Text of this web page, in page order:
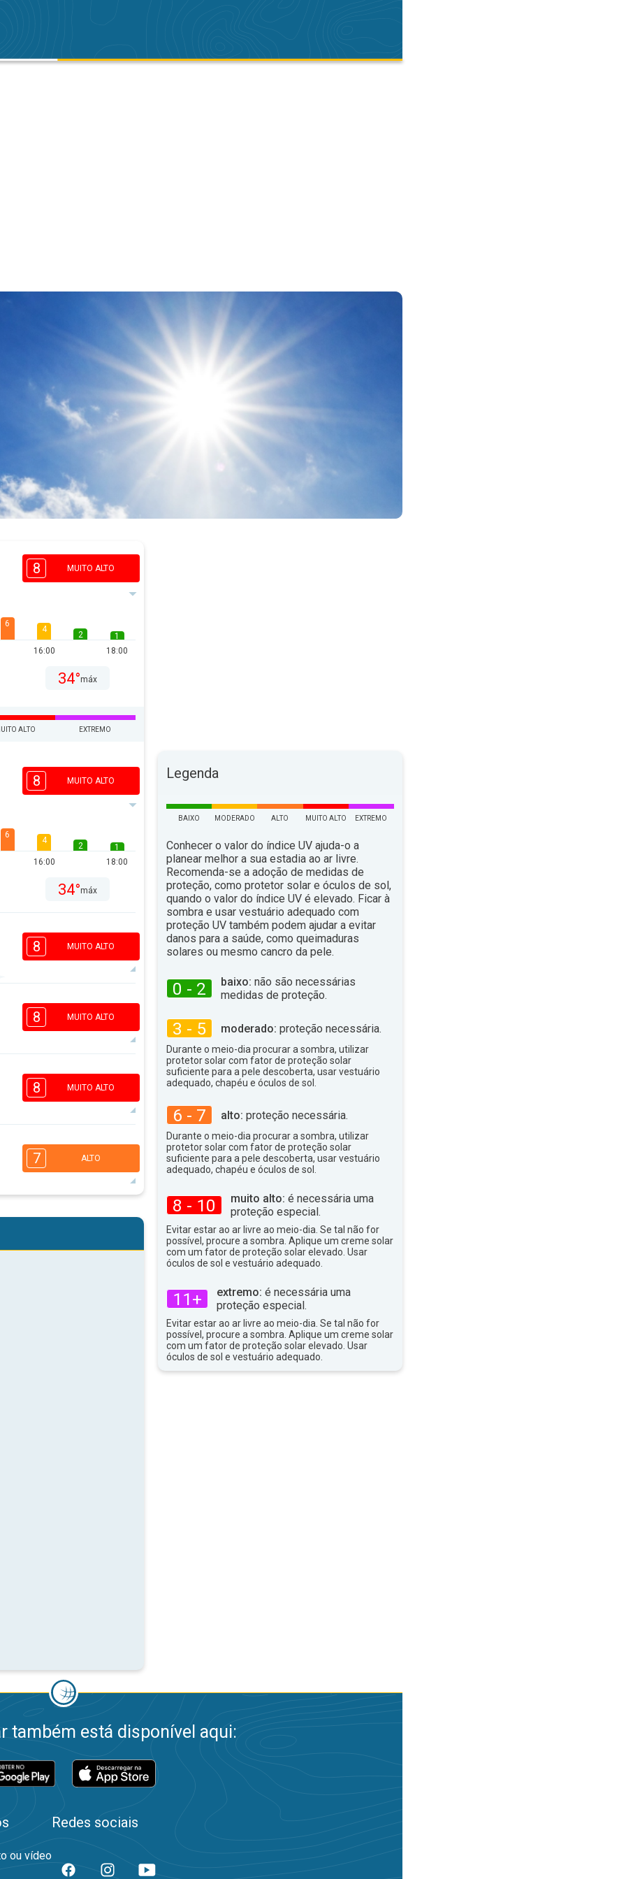
8 MUITO ALTO
6
4
16:00
2
1
18:00
34°máx
ALTO EXTREMO
8 MUITO ALTO
6
4
16:00
2
1
18:00
34°máx
8 MUITO ALTO
4
16:00
2
33°máx
8 MUITO ALTO
4
16:00
2
32°máx
8 MUITO ALTO
4
16:00
33°máx
7 ALTO
4
Legenda
BAIXO MODERADO ALTO MUITO ALTO EXTREMO
Conhecer o valor do índice UV ajuda-o a
planear melhor a sua estadia ao ar livre.
Recomenda-se a adoção de medidas de
proteção, como protetor solar e óculos de sol,
quando o valor do índice UV é elevado. Ficar à
sombra e usar vestuário adequado com
proteção UV também podem ajudar a evitar
danos para a saúde, como queimaduras
solares ou mesmo cancro da pele.
0 - 2 baixo: não são necessárias
medidas de proteção.
3 - 5 moderado: proteção necessária.
Durante o meio-dia procurar a sombra, utilizar
protetor solar com fator de proteção solar
suficiente para a pele descoberta, usar vestuário
adequado, chapéu e óculos de sol.
6 - 7 alto: proteção necessária.
Durante o meio-dia procurar a sombra, utilizar
protetor solar com fator de proteção solar
suficiente para a pele descoberta, usar vestuário
adequado, chapéu e óculos de sol.
8 - 10 muito alto: é necessária uma
proteção especial.
Evitar estar ao ar livre ao meio-dia. Se tal não for
possível, procure a sombra. Aplique um creme solar
com um fator de proteção solar elevado. Usar
óculos de sol e vestuário adequado.
11+ extremo: é necessária uma
proteção especial.
Evitar estar ao ar livre ao meio-dia. Se tal não for
possível, procure a sombra. Aplique um creme solar
com um fator de proteção solar elevado. Usar
óculos de sol e vestuário adequado.
também está disponível aqui:
ou vídeo
Redes sociais